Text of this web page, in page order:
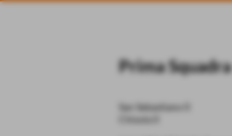
Prima Squadra
San Sebastiano 0
Chisola 0